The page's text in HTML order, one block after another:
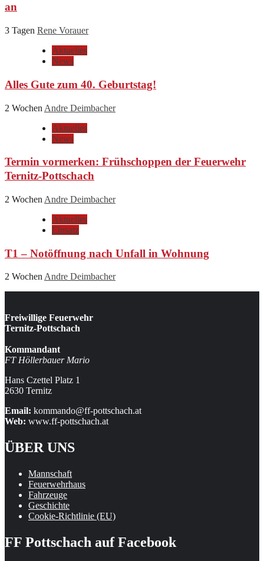
an
3 Tagen Rene Vorauer
Aktuelles
News
Alles Gute zum 40. Geburtstag!
2 Wochen Andre Deimbacher
Aktuelles
News
Termin vormerken: Frühschoppen der Feuerwehr
Ternitz-Pottschach
2 Wochen Andre Deimbacher
Aktuelles
Einsatz
T1 – Notöffnung nach Unfall in Wohnung
2 WochenAndre Deimbacher
Freiwillige Feuerwehr
Ternitz-Pottschach
Kommandant
FT Höllerbauer Mario
Hans Czettel Platz 1
2630 Ternitz
Email: kommando@ff-pottschach.at
Web: www.ff-pottschach.at
ÜBER UNS
Mannschaft
Feuerwehrhaus
Fahrzeuge
Geschichte
Cookie-Richtlinie (EU)
FF Pottschach auf Facebook